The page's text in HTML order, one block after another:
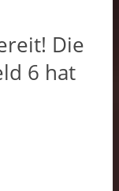
Die
6 hat